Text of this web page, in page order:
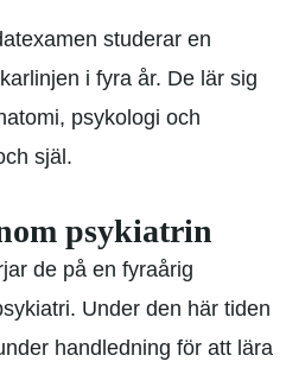
studerar en
i fyra år. De lär sig
psykologi och
själ.
psykiatrin
de på en fyraårig
Under den här tiden
handledning för att lära